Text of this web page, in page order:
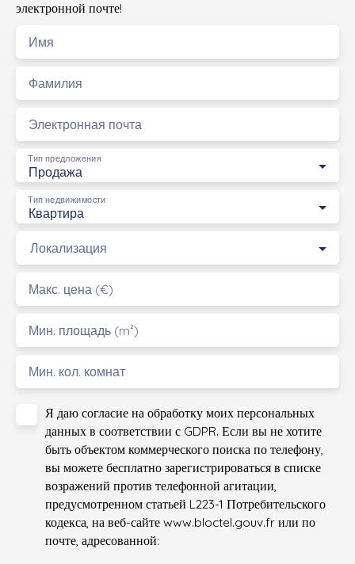
электронной почте!
Имя
Фамилия
Электронная почта
Продажа
Тип предложения
Квартира
Тип недвижимости
Локализация
Макс. цена (€)
Мин. площадь (m²)
Мин. кол. комнат
Я даю согласие на обработку моих персональных
данных в соответствии с GDPR. Если вы не хотите
быть объектом коммерческого поиска по телефону,
вы можете бесплатно зарегистрироваться в списке
возражений против телефонной агитации,
предусмотренном статьей L223-1 Потребительского
кодекса, на веб-сайте www.bloctel.gouv.fr или по
почте, адресованной: